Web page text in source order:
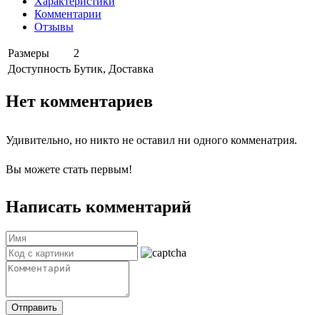
Комментарии
Отзывы
Размеры
2
Доступность Бутик, Доставка
Нет комментариев
Удивительно, но никто не оставил ни одного комменатрия.
Вы можете стать первым!
Написать комментарий
Отправить